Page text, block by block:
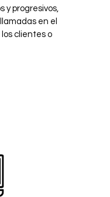
y progresivos,
en el
clientes o